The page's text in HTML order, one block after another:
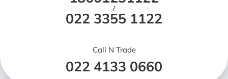
/
022 3355 1122
Call N Trade
022 4133 0660